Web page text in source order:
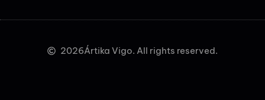
2026Ártika Vigo. All rights reserved.